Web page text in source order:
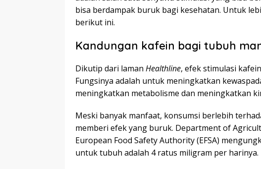
bisa berdampak buruk bagi kesehatan. Untuk
berikut ini.
Kandungan kafein bagi tubuh
Dikutip dari laman Healthline, efek stimulasi
Fungsinya adalah untuk meningkatkan
meningkatkan metabolisme dan meningkatkan
Meski banyak manfaat, konsumsi berlebih
memberi efek yang buruk. Department of
European Food Safety Authority (EFSA)
untuk tubuh adalah 4 ratus miligram per harinya.